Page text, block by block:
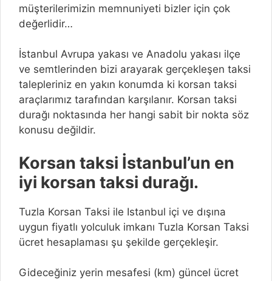
müşterilerimizin memnuniyeti bizler için çok
değerlidir…
İstanbul Avrupa yakası ve Anadolu yakası ilçe
ve semtlerinden bizi arayarak gerçekleşen taksi
talepleriniz en yakın konumda ki korsan taksi
araçlarımız tarafından karşılanır. Korsan taksi
durağı noktasında her hangi sabit bir nokta söz
konusu değildir.
Korsan taksi İstanbul’un en
iyi korsan taksi durağı.
Tuzla Korsan Taksi ile Istanbul içi ve dışına
uygun fiyatlı yolculuk imkanı Tuzla Korsan Taksi
ücret hesaplaması şu şekilde gerçekleşir.
Gideceğiniz yerin mesafesi (km) güncel ücret